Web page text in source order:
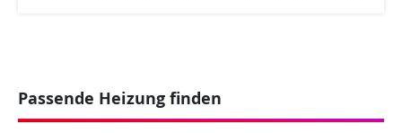
Passende Heizung finden